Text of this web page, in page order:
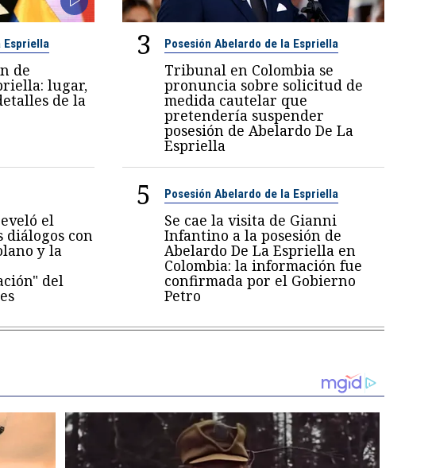
Espriella
de
lugar,
de la
3 Posesión Abelardo de la Espriella
Tribunal en Colombia se
pronuncia sobre solicitud de
medida cautelar que
pretendería suspender
posesión de Abelardo De La
Espriella
el
diálogos con
y la
del
5 Posesión Abelardo de la Espriella
Se cae la visita de Gianni
Infantino a la posesión de
Abelardo De La Espriella en
Colombia: la información fue
confirmada por el Gobierno
Petro